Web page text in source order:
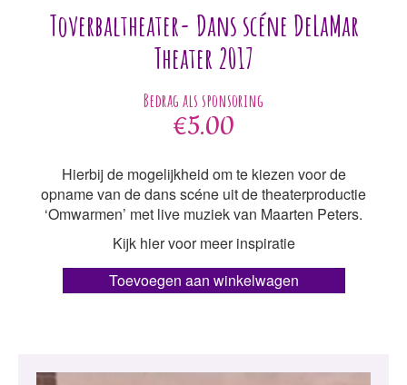
Toverbaltheater- Dans scéne DeLaMar
Theater 2017
€5.00
Hierbij de mogelijkheid om te kiezen voor de
opname van de dans scéne uit de theaterproductie
‘Omwarmen’ met live muziek van Maarten Peters.
Kijk hier voor meer inspiratie
Toevoegen aan winkelwagen